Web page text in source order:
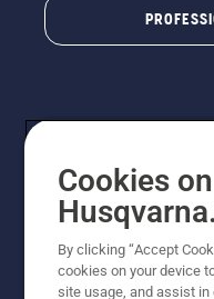
© Husqvarna® AB
Preisangaben sind
Cookies on
By clicking “Accept
cookies on your device
site usage, and assist